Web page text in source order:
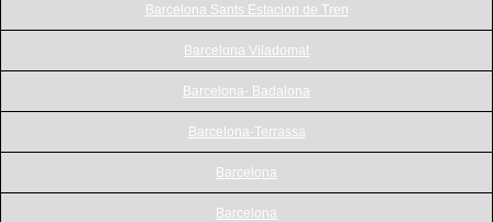
Barcelona Sants Estacion de Tren
Barcelona Viladomat
Barcelona- Badalona
Barcelona-Terrassa
Barcelona
Barcelona